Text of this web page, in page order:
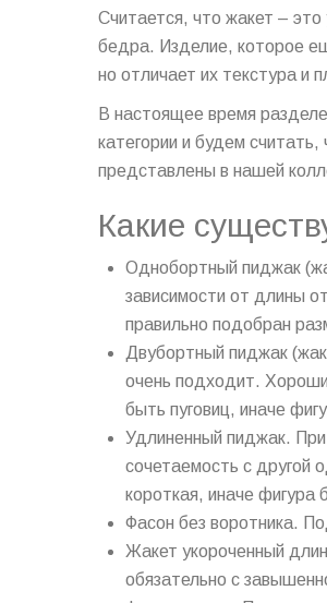
Считается, что жакет –
бедра. Изделие, которое
но отличает их текстура и
В настоящее время
категории и будем
представлены в нашей
Какие
Однобортный пиджак
зависимости от длины
правильно подобран
Двубортный пиджак
очень подходит.
быть пуговиц, иначе
Удлиненный пиджак.
сочетаемость с
короткая, иначе фигура
Фасон без воротника.
Жакет укороченный
обязательно с